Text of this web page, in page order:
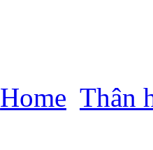
Home Thân